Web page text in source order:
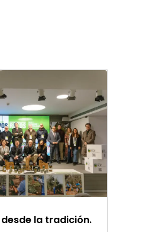
la tradición.